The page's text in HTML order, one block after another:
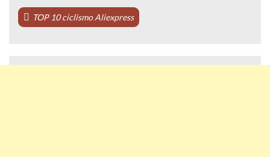
TOP 10 ciclismo Aliexpress